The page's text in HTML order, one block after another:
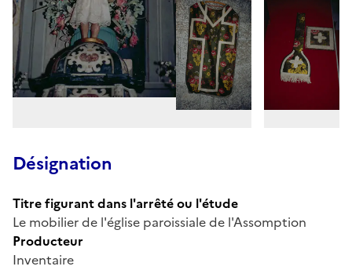
Désignation
Titre figurant dans l'arrêté ou l'étude
Le mobilier de l'église paroissiale de l'Assomption
Producteur
Inventaire